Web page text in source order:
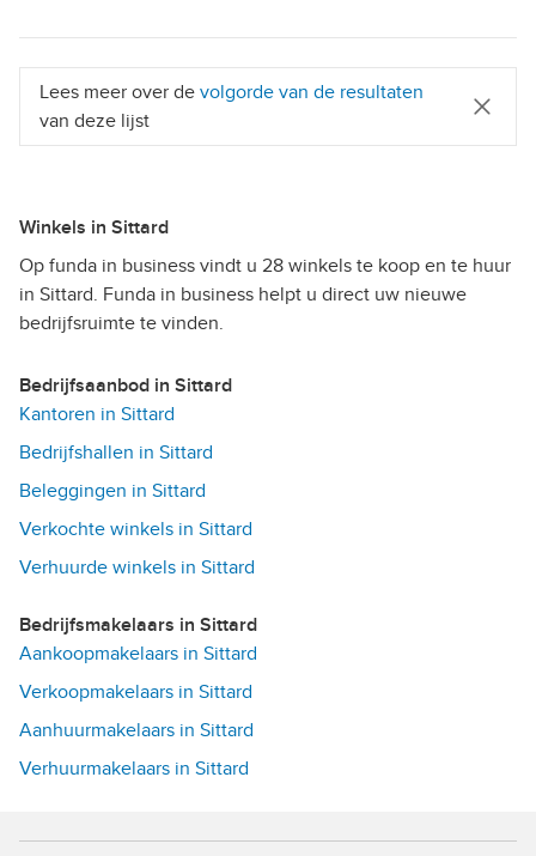
Lees meer over de volgorde van de resultaten
van deze lijst
Winkels in Sittard
Op funda in business vindt u 28 winkels te koop en te huur
in Sittard. Funda in business helpt u direct uw nieuwe
bedrijfsruimte te vinden.
Bedrijfsaanbod in Sittard
Kantoren in Sittard
Bedrijfshallen in Sittard
Beleggingen in Sittard
Verkochte winkels in Sittard
Verhuurde winkels in Sittard
Bedrijfsmakelaars in Sittard
Aankoopmakelaars in Sittard
Verkoopmakelaars in Sittard
Aanhuurmakelaars in Sittard
Verhuurmakelaars in Sittard